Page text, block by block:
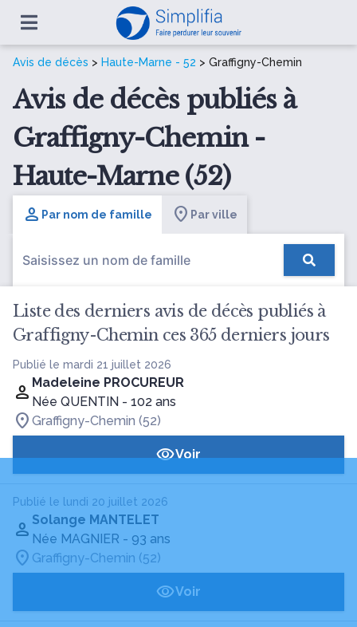
Avis de décès > Haute-Marne - 52 > Graffigny-Chemin
Avis de décès publiés à
Graffigny-Chemin -
Haute-Marne (52)
Par nom de famille Par ville
Liste des derniers avis de décès publiés à
Graffigny-Chemin ces 365 derniers jours
Publié le mardi 21 juillet 2026
Madeleine PROCUREUR
Née QUENTIN - 102 ans
Graffigny-Chemin (52)
Voir
Publié le lundi 20 juillet 2026
Solange MANTELET
Née MAGNIER - 93 ans
Graffigny-Chemin (52)
Voir